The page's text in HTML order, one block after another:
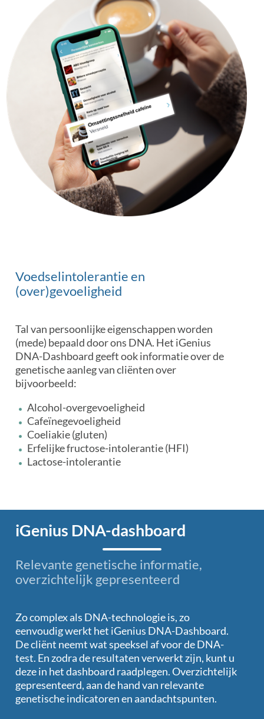
Voedselintolerantie en
(over)gevoeligheid
Tal van persoonlijke eigenschappen worden
(mede) bepaald door ons DNA. Het iGenius
DNA-Dashboard geeft ook informatie over de
genetische aanleg van cliënten over
bijvoorbeeld:
Alcohol-overgevoeligheid
Cafeïnegevoeligheid
Coeliakie (gluten)
Erfelijke fructose-intolerantie (HFI)
Lactose-intolerantie
iGenius DNA-dashboard
Relevante genetische informatie,
overzichtelijk gepresenteerd
Zo complex als DNA-technologie is, zo
eenvoudig werkt het iGenius DNA-Dashboard.
De cliënt neemt wat speeksel af voor de DNA-
test. En zodra de resultaten verwerkt zijn, kunt u
deze in het dashboard raadplegen. Overzichtelijk
gepresenteerd, aan de hand van relevante
genetische indicatoren en aandachtspunten.